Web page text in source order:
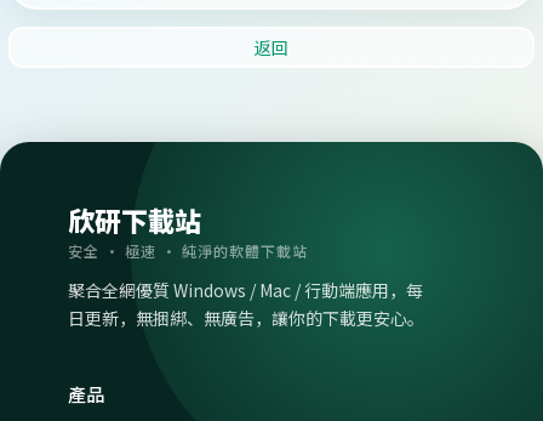
返回
欣研下載站
安全 · 極速 · 純淨的軟體下載站
聚合全網優質 Windows / Mac / 行動端應用，每
日更新，無捆綁、無廣告，讓你的下載更安心。
產品